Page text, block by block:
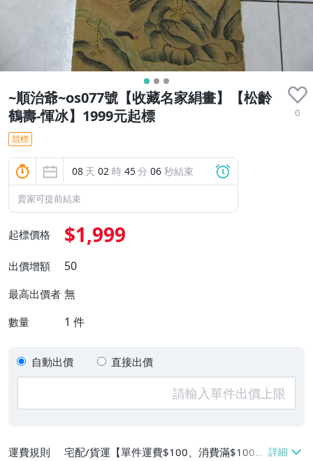
~順治爺~os077號【收藏名家絹畫】【松齡
鶴壽-惲冰】1999元起標
0
競標
08 天 02 時 45分 05 秒結束
賣家可提前結束
起標價格 $1,999
出價增額 50
最高出價者 無
數量 1 件
自動出價 直接出價
運費規則
宅配/貨運【單件運費$100、消費滿$1000